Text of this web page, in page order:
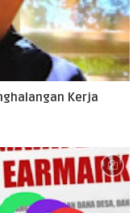
Kerja